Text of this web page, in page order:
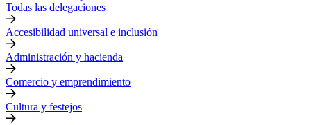
Todas las delegaciones
Accesibilidad universal e inclusión
Administración y hacienda
Comercio y emprendimiento
Cultura y festejos